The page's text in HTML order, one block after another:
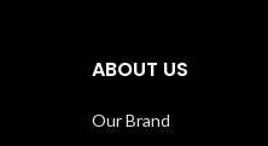
ABOUT US
Our Brand